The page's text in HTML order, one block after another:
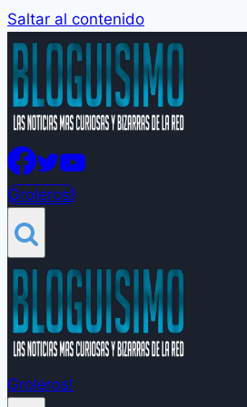
Saltar al contenido
Groleros!
Groleros!